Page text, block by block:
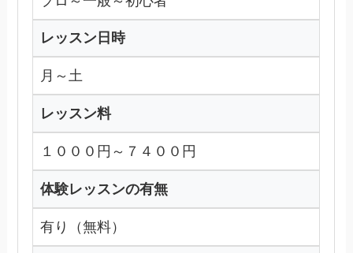
レッスン日時
月～土
レッスン料
１０００円～７４００円
体験レッスンの有無
有り（無料）